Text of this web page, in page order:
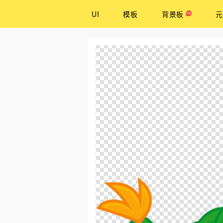
UI 模板 背景板